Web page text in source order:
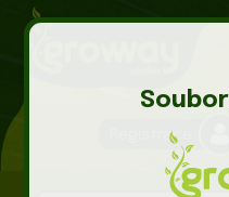
Registrace